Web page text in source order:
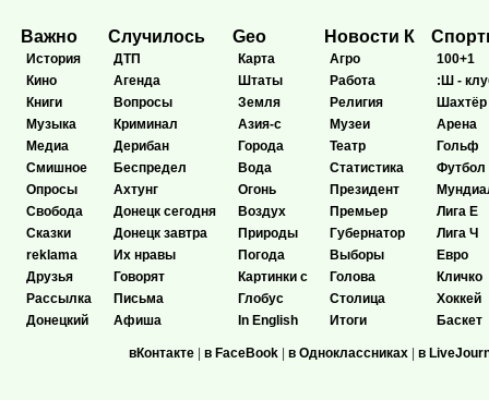
Важно
История
Кино
Книги
Музыка
Медиа
Смишное
Опросы
Свобода
Сказки
reklama
Друзья
Рассылка
Донецкий
Случилось
ДТП
Агенда
Вопросы
Криминал
Дерибан
Беспредел
Ахтунг
Донецк сегодня
Донецк завтра
Их нравы
Говорят
Письма
Афиша
Geo
Карта
Штаты
Земля
Азия-с
Города
Вода
Огонь
Воздух
Природы
Погода
Картинки с
Глобус
In English
Новости К
Агро
Работа
Религия
Музеи
Театр
Статистика
Президент
Премьер
Губернатор
Выборы
Голова
Столица
Итоги
100+1
:Ш -
Шахтёр
Арена
Гольф
Футбол
Лига Е
Лига Ч
Евро
Кличко
Хоккей
Баскет
вКонтакте | в FaceBook | в Одноклассниках | в